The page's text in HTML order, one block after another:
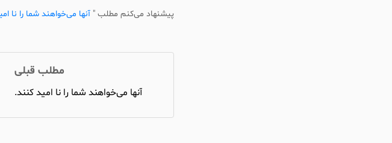
پیشنهاد می‌کنم مطلب " آنها می‌خواهند شما را نا
مطلب قبلی
آنها می‌خواهند شما را نا امید کنند.